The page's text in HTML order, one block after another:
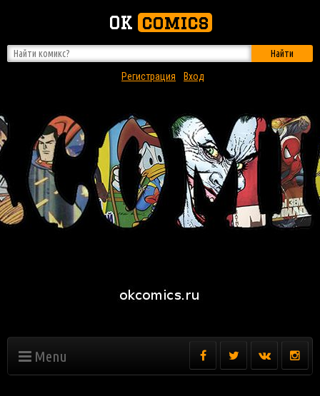
OK comics
Найти
Регистрация
Вход
Menu